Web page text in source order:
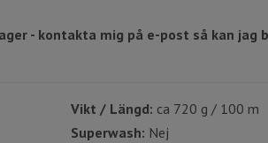
- kontakta mig på e-post så kan
Vikt / Längd: ca 720 g / 100 m
Superwash: Nej